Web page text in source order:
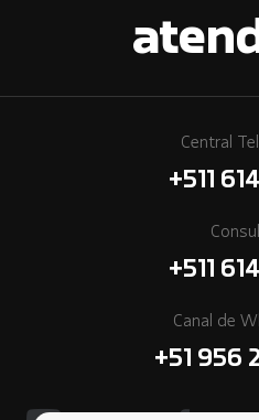
Central
+511
+511
Canal de
+51 956